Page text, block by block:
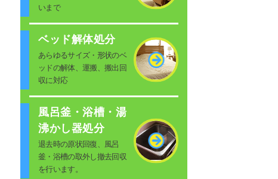
いまで
ベッド解体処分
あらゆるサイズ・形状のベ
ッドの解体、運搬、搬出回
収に対応
風呂釜・浴槽・湯
沸かし器処分
退去時の原状回復、風呂
釜・浴槽の取外し撤去回収
を行います。